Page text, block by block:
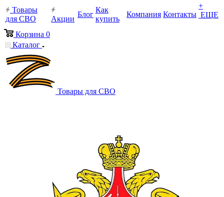
Товары
для СВО
Акции
Блог
Как
купить
Компания Контакты
+
ЕЩЕ
Корзина 0
Каталог
Товары для СВО